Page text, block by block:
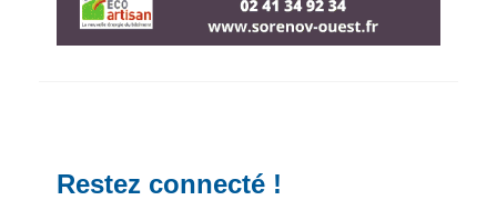
Restez connecté !